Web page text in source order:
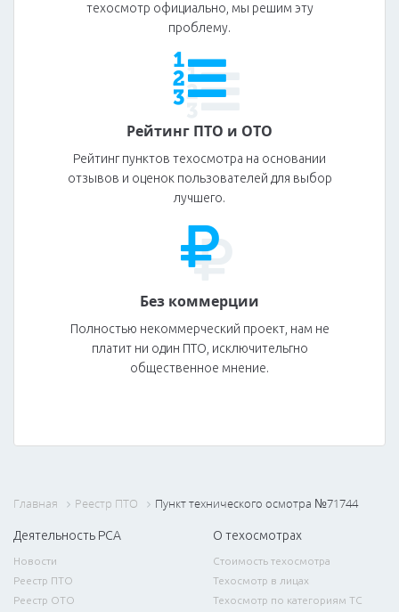
техосмотр официально, мы решим эту
проблему.
Рейтинг ПТО и ОТО
Рейтинг пунктов техосмотра на основании
отзывов и оценок пользователей для выбор
лучшего.
Без коммерции
Полностью некоммерческий проект, нам не
платит ни один ПТО, исключительгно
общественное мнение.
Главная Реестр ПТО Пункт технического осмотра №71744
Деятельность РСА
Новости
Реестр ПТО
Реестр ОТО
О техосмотрах
Стоимость техосмотра
Техосмотр в лицах
Техосмотр по категориям ТС